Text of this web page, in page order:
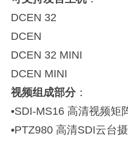
DCEN 32
DCEN
DCEN 32 MINI
DCEN MINI
视频组成部分：
•SDI-MS16 高清视频矩
•PTZ980 高清SDI云台